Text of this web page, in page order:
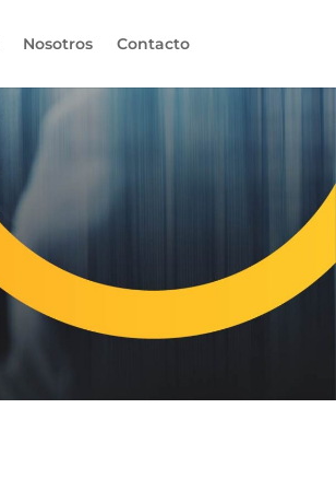
Nosotros Contacto